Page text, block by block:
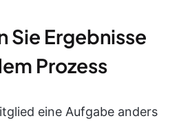
Sie Ergebnisse
Prozess
eine Aufgabe anders